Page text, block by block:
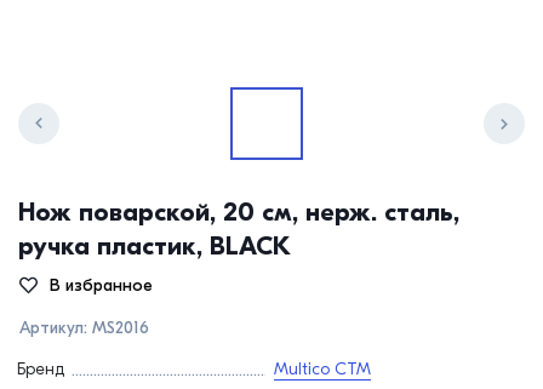
Нож поварской, 20 см, нерж. сталь,
ручка пластик, BLACK
В избранное
Артикул: MS2016
Бренд
Multico СТМ